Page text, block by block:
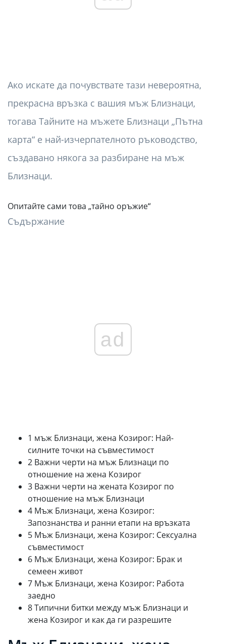
Ако искате да почувствате тази невероятна,
прекрасна връзка с вашия мъж Близнаци,
тогава Тайните на мъжете Близнаци „Пътна
карта“ е най-изчерпателното ръководство,
създавано някога за разбиране на мъж
Близнаци.
Опитайте сами това „тайно оръжие“
Съдържание
ad
1 мъж Близнаци, жена Козирог: Най-
силните точки на съвместимост
2 Важни черти на мъж Близнаци по
отношение на жена Козирог
3 Важни черти на жената Козирог по
отношение на мъж Близнаци
4 Мъж Близнаци, жена Козирог:
Запознанства и ранни етапи на връзката
5 Мъж Близнаци, жена Козирог: Сексуална
съвместимост
6 Мъж Близнаци, жена Козирог: Брак и
семеен живот
7 Мъж Близнаци, жена Козирог: Работа
заедно
8 Типични битки между мъж Близнаци и
жена Козирог и как да ги разрешите